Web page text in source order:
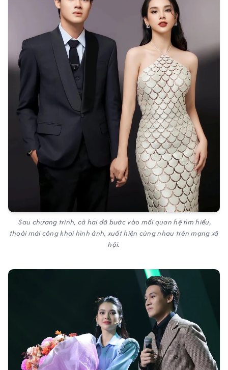
Sau chương trình, cả hai đã bước vào mối quan hệ tìm hiểu,
thoải mái công khai hình ảnh, xuất hiện cùng nhau trên mạng xã
hội.